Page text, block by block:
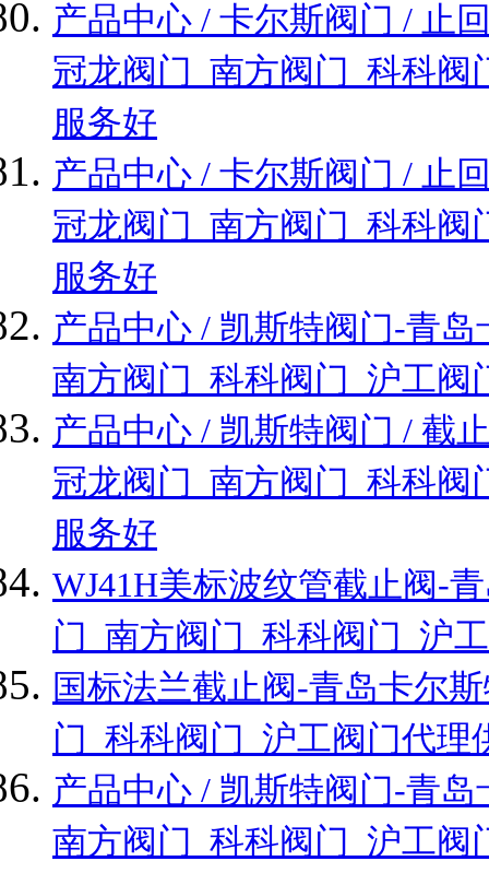
产品中心 / 卡尔斯阀门 / 止
冠龙阀门_南方阀门_科科
服务好
产品中心 / 卡尔斯阀门 / 止
冠龙阀门_南方阀门_科科
服务好
产品中心 / 凯斯特阀门-青
南方阀门_科科阀门_沪工
产品中心 / 凯斯特阀门 / 截
冠龙阀门_南方阀门_科科
服务好
WJ41H美标波纹管截止阀-
门_南方阀门_科科阀门_沪
国标法兰截止阀-青岛卡尔
门_科科阀门_沪工阀门代
产品中心 / 凯斯特阀门-青
南方阀门_科科阀门_沪工